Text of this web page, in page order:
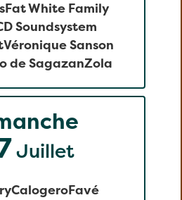
Fat White Family
Soundsystem
Véronique Sanson
de SagazanZola
Juillet
CalogeroFavé